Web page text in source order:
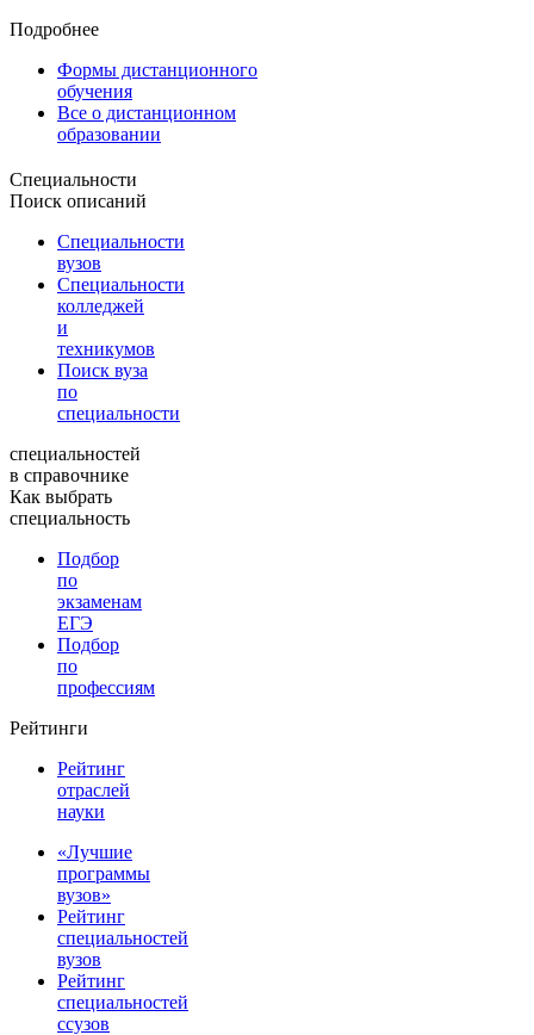
Подробнее
Формы дистанционного
обучения
Все о дистанционном
образовании
Специальности
Поиск описаний
Специальности
вузов
Специальности
колледжей
и
техникумов
Поиск вуза
по
специальности
специальностей
в справочнике
Как выбрать
специальность
Подбор
по
экзаменам
ЕГЭ
Подбор
по
профессиям
Рейтинги
Рейтинг
отраслей
науки
«Лучшие
программы
вузов»
Рейтинг
специальностей
вузов
Рейтинг
специальностей
ссузов